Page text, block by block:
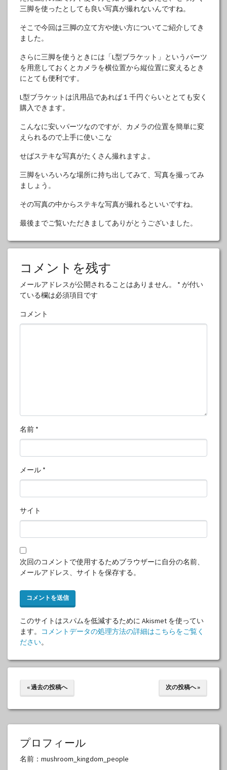
三脚を使ったとしても良い写真が撮れないんですね。
そこで今回は三脚の立て方や使い方についてご紹介してき
ました。
さらに三脚を使うときには「L型ブラケット」というパーツ
を用意しておくとカメラを横位置から縦位置に変えるとき
にとても便利です。
L型ブラケットは汎用品であれば１千円ぐらいととても安く
購入できます。
こんなに安いパーツなのですが、カメラの位置を簡単に変
えられるので上手に使いこな
せばステキな写真がたくさん撮れますよ。
三脚をいろいろな場所に持ち出してみて、写真を撮ってみ
ましょう。
その写真の中からステキな写真が撮れるといいですね。
最後までご覧いただきましてありがとうございました。
コメントを残す
メールアドレスが公開されることはありません。 * が付い
ている欄は必須項目です
コメント
名前 *
メール *
サイト
次回のコメントで使用するためブラウザーに自分の名前、
メールアドレス、サイトを保存する。
このサイトはスパムを低減するために Akismet を使ってい
ます。
コメントデータの処理方法の詳細はこちらをご覧く
ださい。
« 過去の投稿へ 次の投稿へ »
プロフィール
名前：mushroom_kingdom_people